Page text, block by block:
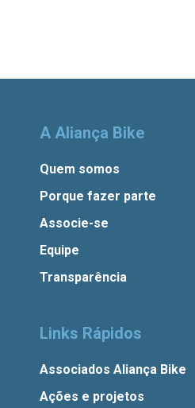
A Aliança Bike
Quem somos
Porque fazer parte
Associe-se
Equipe
Transparência
Links Rápidos
Associados Aliança Bike
Ações e projetos